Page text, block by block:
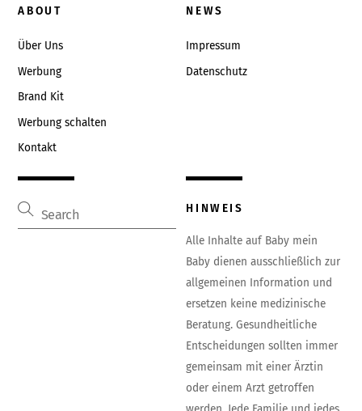
To
ABOUT
Über Uns
Werbung
Brand Kit
Werbung schalten
Kontakt
NEWS
Impressum
Datenschutz
HINWEIS
Alle Inhalte auf Baby mein
Baby dienen ausschließlich zur
allgemeinen Information und
ersetzen keine medizinische
Beratung. Gesundheitliche
Entscheidungen sollten immer
gemeinsam mit einer Ärztin
oder einem Arzt getroffen